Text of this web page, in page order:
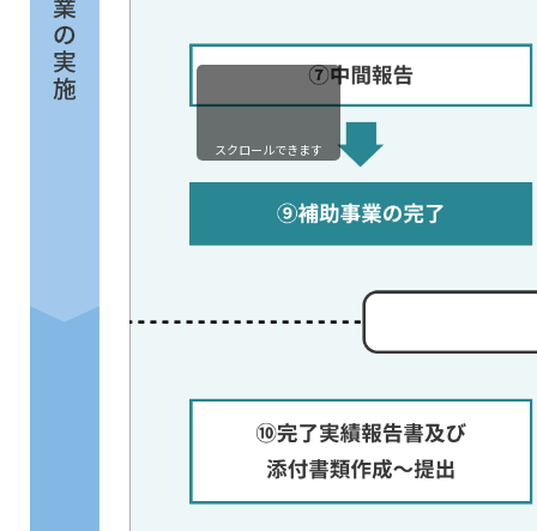
スクロールできます